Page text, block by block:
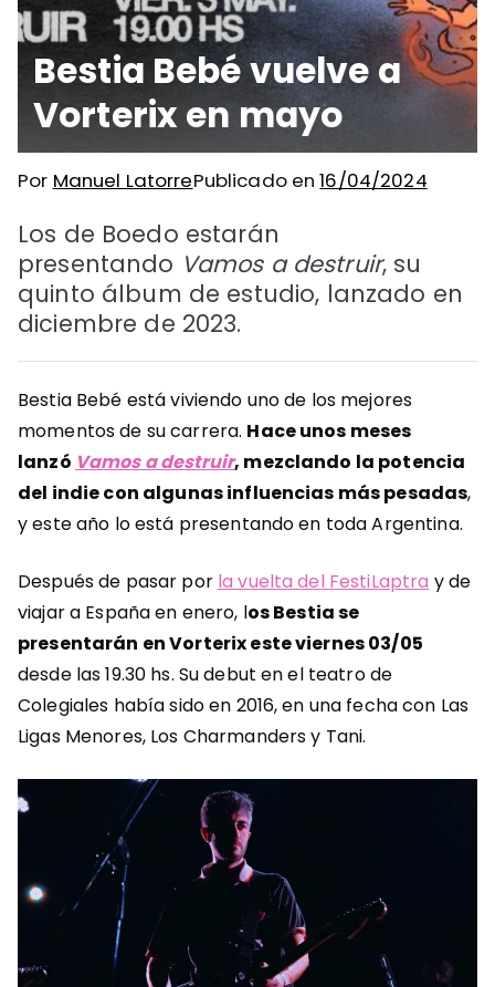
Bestia Bebé vuelve a
Vorterix en mayo
Por Manuel LatorrePublicado en16/04/2024
Los de Boedo estarán
presentando Vamos a destruir, su
quinto álbum de estudio, lanzado en
diciembre de 2023.
Bestia Bebé está viviendo uno de los mejores
momentos de su carrera. Hace unos meses
lanzó Vamos a destruir, mezclando la potencia
del indie con algunas influencias más pesadas,
y este año lo está presentando en toda Argentina.
Después de pasar por la vuelta del FestiLaptra y de
viajar a España en enero, los Bestia se
presentarán en Vorterix este viernes 03/05
desde las 19.30 hs. Su debut en el teatro de
Colegiales había sido en 2016, en una fecha con Las
Ligas Menores, Los Charmanders y Tani.